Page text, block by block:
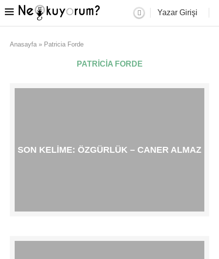
Yazar Girişi
Anasayfa » Patricia Forde
PATRICIA FORDE
SON KELIME: ÖZGÜRLÜK – CANER ALMAZ